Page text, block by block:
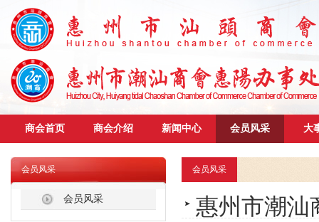
商会首页 商会介绍 新闻中心 会员风采 大
会员风采
会员风采
会员风采
惠州市潮汕